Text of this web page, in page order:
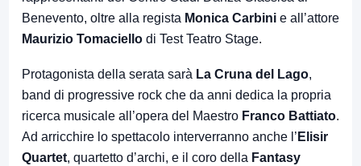
Benevento, oltre alla regista Monica Carbini e all’attore
Maurizio Tomaciello di Test Teatro Stage.
Protagonista della serata sarà La Cruna del Lago,
band di progressive rock che da anni dedica la propria
ricerca musicale all’opera del Maestro Franco Battiato.
Ad arricchire lo spettacolo interverranno anche l’ Elisir
Quartet, quartetto d’archi, e il coro della Fantasy